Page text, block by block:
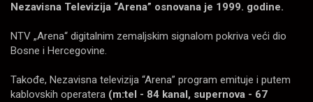
Nezavisna Televizija “Arena” osnovana je 1999. godine.
NTV „Arena“ digitalnim zemaljskim signalom pokriva veći dio
Bosne i Hercegovine.
Takođe, Nezavisna televizija “Arena” program emituje i putem
kablovskih operatera (m:tel - 84 kanal, supernova - 67